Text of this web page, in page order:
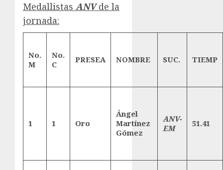
Medallistas ANVde la
jornada:
No.
M
No.
C
PRESEA NOMBRE SUC. TIEMP
1 1 Oro
Ángel
Martínez
Gómez
ANV-
EM
51.41